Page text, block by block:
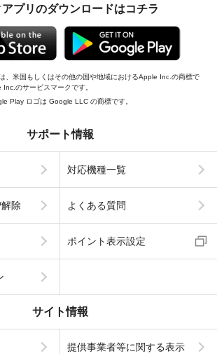
プリのダウンロードはコチラ
、米国もしくはその他の国や地域におけるApple Inc.の商標で
のサービスマークです。
Play ロゴは Google LLC の商標です。
サポート情報
対応機種一覧
除 よくある質問
ポイント表示設定
サイト情報
提供事業者等に関する表示